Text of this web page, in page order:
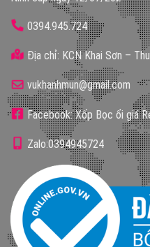
0394.945.724
Địa chỉ: KCN Khai Sơn –
vukhanhmun@gmail.com
Facebook: Xốp Bọc ổi giá
Zalo:0394945724